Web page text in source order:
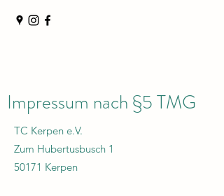
Impressum nach §5 TMG
TC Kerpen e.V.
Zum Hubertusbusch 1
50171 Kerpen